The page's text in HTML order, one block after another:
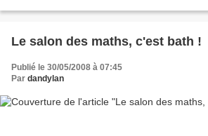
Le salon des maths, c'est bath !
Publié le 30/05/2008 à 07:45
Par dandylan